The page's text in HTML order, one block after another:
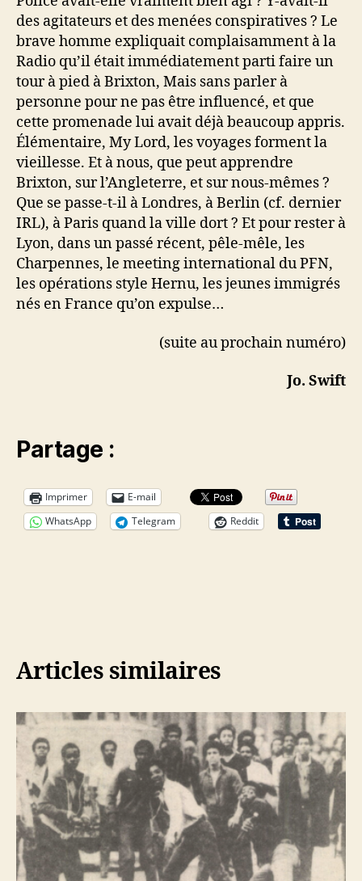
des agitateurs et des menées conspiratives ? Le
brave homme expliquait complaisamment à la
Radio qu’il était immédiatement parti faire un
tour à pied à Brixton, Mais sans parler à
personne pour ne pas être influencé, et que
cette promenade lui avait déjà beaucoup appris.
Élémentaire, My Lord, les voyages forment la
vieillesse. Et à nous, que peut apprendre
Brixton, sur l’Angleterre, et sur nous-mêmes ?
Que se passe-t-il à Londres, à Berlin (cf. dernier
IRL), à Paris quand la ville dort ? Et pour rester à
Lyon, dans un passé récent, pêle-mêle, les
Charpennes, le meeting international du PFN,
les opérations style Hernu, les jeunes immigrés
nés en France qu’on expulse…
(suite au prochain numéro)
Jo. Swift
Partage :
Imprimer
E-mail
WhatsApp
Telegram Reddit
Articles similaires